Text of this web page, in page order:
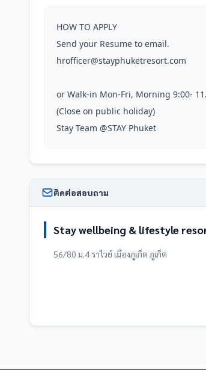
HOW TO APPLY
Send your Resume to email.
hrofficer@stayphuketresort.com
or Walk-in Mon-Fri, Morning
(Close on public holiday)
Stay Team @STAY Phuket
ติดต่อสอบถาม
Stay wellbeing & lifestyle
56/80 ม.4 ราไวย์ เมืองภูเก็ต ภูเก็ต